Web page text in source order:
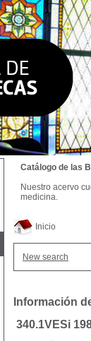
Inicio
New search
Información
340.1VESi
Catálogo de las
Nuestro acervo
medicina.